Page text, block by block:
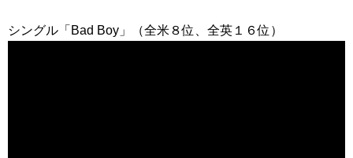
シングル「Bad Boy」（全米８位、全英１６位）